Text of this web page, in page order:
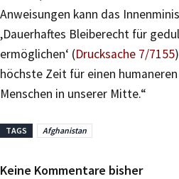
Anweisungen kann das
,Dauerhaftes Bleiberecht für
ermöglichen‘ (Drucksache 7/7155
höchste Zeit für einen
Menschen in unserer Mitte.“
TAGS Afghanistan
Keine Kommentare bisher